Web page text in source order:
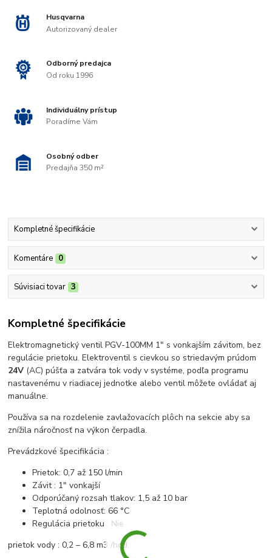
Husqvarna
Autorizovaný dealer
Odborný predajca
Od roku 1996
Individuálny prístup
Poradíme Vám
Osobný odber
Predajňa 350 m²
Kompletné špecifikácie
Komentáre 0
Súvisiaci tovar 3
Kompletné špecifikácie
Elektromagnetický ventil PGV-100MM 1" s vonkajším závitom, bez
regulácie prietoku. Elektroventil s cievkou so striedavým prúdom
24V (AC) púšťa a zatvára tok vody v systéme, podľa programu
nastavenému v riadiacej jednotke alebo ventil môžete ovládať aj
manuálne.
Používa sa na rozdelenie zavlažovacích plôch na sekcie aby sa
znížila náročnosť na výkon čerpadla.
Prevádzkové špecifikácia :
Prietok: 0,7 až 150 l/min
Závit : 1" vonkajší
Odporúčaný rozsah tlakov: 1,5 až 10 bar
Teplotná odolnosť: 66 °C
Regulácia prietoku : Nie
prietok vody : 0,2 – 6,8 m3 /hod.